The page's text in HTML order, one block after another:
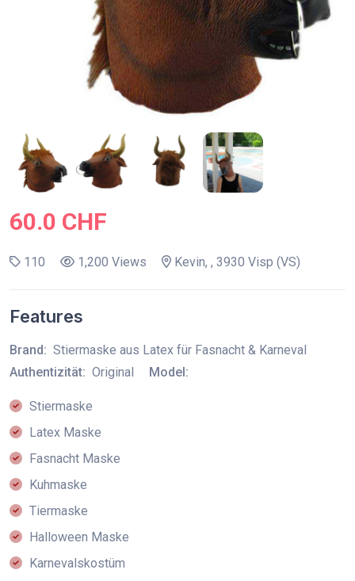
60.0 CHF
110 1,200 Views Kevin, , 3930 Visp (VS)
Features
Brand: Stiermaske aus Latex für Fasnacht & Karneval
Authentizität: Original Model:
Stiermaske
Latex Maske
Fasnacht Maske
Kuhmaske
Tiermaske
Halloween Maske
Karnevalskostüm